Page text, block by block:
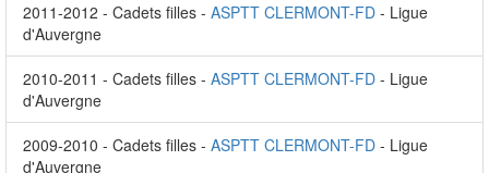
2011-2012 - Cadets filles - ASPTT CLERMONT-FD - Ligue
d'Auvergne
2010-2011 - Cadets filles - ASPTT CLERMONT-FD - Ligue
d'Auvergne
2009-2010 - Cadets filles - ASPTT CLERMONT-FD - Ligue
d'Auvergne